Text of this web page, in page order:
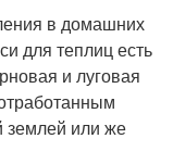
в домашних
для теплиц есть
и луговая
землей или же